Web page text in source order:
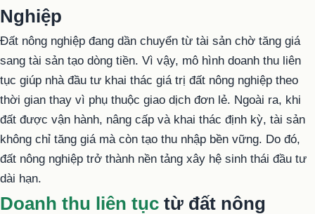
Nghiệp
Đất nông nghiệp đang dần chuyển từ tài sản chờ tăng giá
sang tài sản tạo dòng tiền. Vì vậy, mô hình doanh thu liên
tục giúp nhà đầu tư khai thác giá trị đất nông nghiệp theo
thời gian thay vì phụ thuộc giao dịch đơn lẻ. Ngoài ra, khi
đất được vận hành, nâng cấp và khai thác định kỳ, tài sản
không chỉ tăng giá mà còn tạo thu nhập bền vững. Do đó,
đất nông nghiệp trở thành nền tảng xây hệ sinh thái đầu tư
dài hạn.
Doanh thu liên tục từ đất nông